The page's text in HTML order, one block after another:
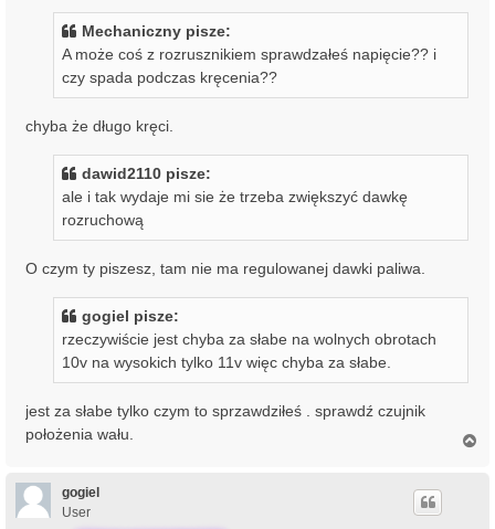
Mechaniczny pisze:
A może coś z rozrusznikiem sprawdzałeś napięcie?? i
czy spada podczas kręcenia??
chyba że długo kręci.
dawid2110 pisze:
ale i tak wydaje mi sie że trzeba zwiększyć dawkę
rozruchową
O czym ty piszesz, tam nie ma regulowanej dawki paliwa.
gogiel pisze:
rzeczywiście jest chyba za słabe na wolnych obrotach
10v na wysokich tylko 11v więc chyba za słabe.
jest za słabe tylko czym to sprzawdziłeś . sprawdź czujnik
położenia wału.
gogiel
User